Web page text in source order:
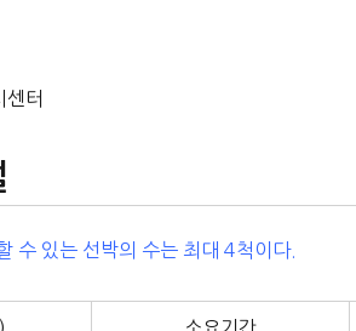
센터
수 있는 선박의 수는 최대 4척이다.